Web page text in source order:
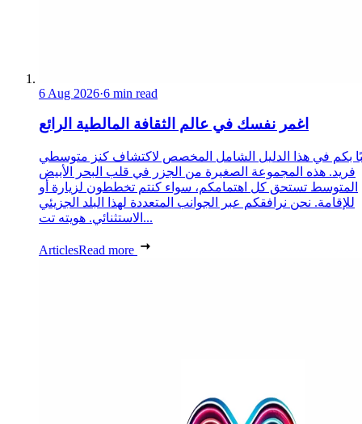
6 Aug 2026·6 min read
اغمر نفسك في عالم الثقافة المالطية الرائع
بكم في هذا الدليل الشامل المخصص لاكتشاف كنز متوسطي
فريد. هذه المجموعة الصغيرة من الجزر في قلب البحر الأبيض
المتوسط تستحق كل اهتمامكم، سواء كنتم تخططون لزيارة أو
للإقامة. نحن نرافقكم عبر الجوانب المتعددة لهذا البلد الجزيئي
الاستثنائي. هويته تت...
ArticlesRead more